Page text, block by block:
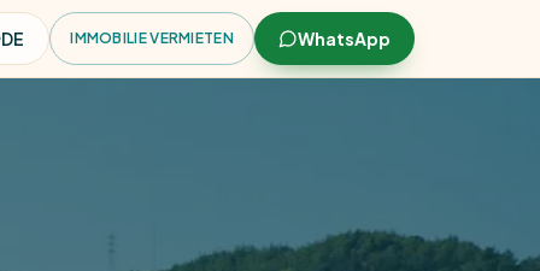
DE IMMOBILIE VERMIETEN WhatsApp